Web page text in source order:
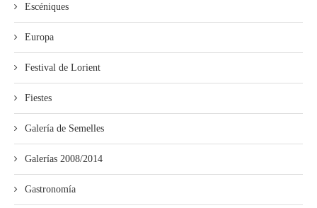
Escéniques
Europa
Festival de Lorient
Fiestes
Galería de Semelles
Galerías 2008/2014
Gastronomía